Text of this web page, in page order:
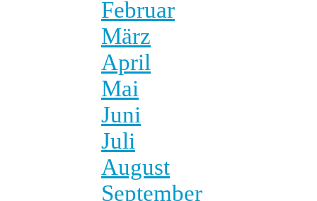
Februar
März
April
Mai
Juni
Juli
August
September